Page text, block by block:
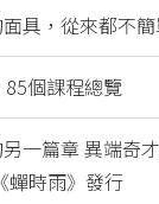
具，從來都不簡
個課程總覽
一篇章 異端奇
蟬時雨》發行